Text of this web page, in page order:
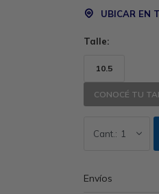
UBICAR EN
Talle:
10.5
CONOCÉ TU
1
Envíos